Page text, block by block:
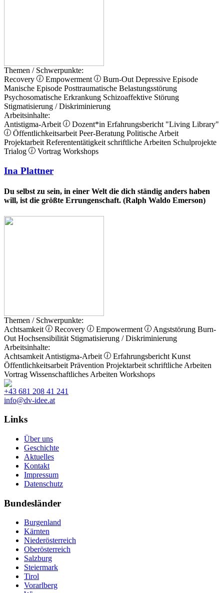
Themen / Schwerpunkte:
Recovery
Empowerment Burn-Out Depressive Episode
Manische Episode Posttraumatische Belastungsstörung
Psychosomatische Erkrankung Schizoaffektive Störung
Stigmatisierung / Diskriminierung
Arbeitsinhalte:
Antistigma-Arbeit
Dozent*in Erfahrungsbericht "Living Library"
Öffentlichkeitsarbeit Peer-Beratung Politische Arbeit
Projektarbeit Referententätigkeit schriftliche Arbeiten Schulprojekte
Trialog
Vortrag Workshops
Ina Plattner
Du selbst zu sein, in einer Welt die dich ständig anders haben
will, ist die größte Errungenschaft. (Ralph Waldo Emerson)
Themen / Schwerpunkte:
Achtsamkeit
Recovery Empowerment Angststörung Burn-
Out Hochsensibilität Stigmatisierung / Diskriminierung
Arbeitsinhalte:
Achtsamkeit Antistigma-Arbeit Erfahrungsbericht Kunst
Öffentlichkeitsarbeit Prävention Projektarbeit schriftliche Arbeiten
Vortrag Wissenschaftliches Arbeiten Workshops
+43 681 208 41 241
info@dv-idee.at
Links
Über uns
Geschichte
Aktuelles
Kontakt
Impressum
Datenschutz
Bundesländer
Burgenland
Kärnten
Niederösterreich
Oberösterreich
Salzburg
Steiermark
Tirol
Vorarlberg